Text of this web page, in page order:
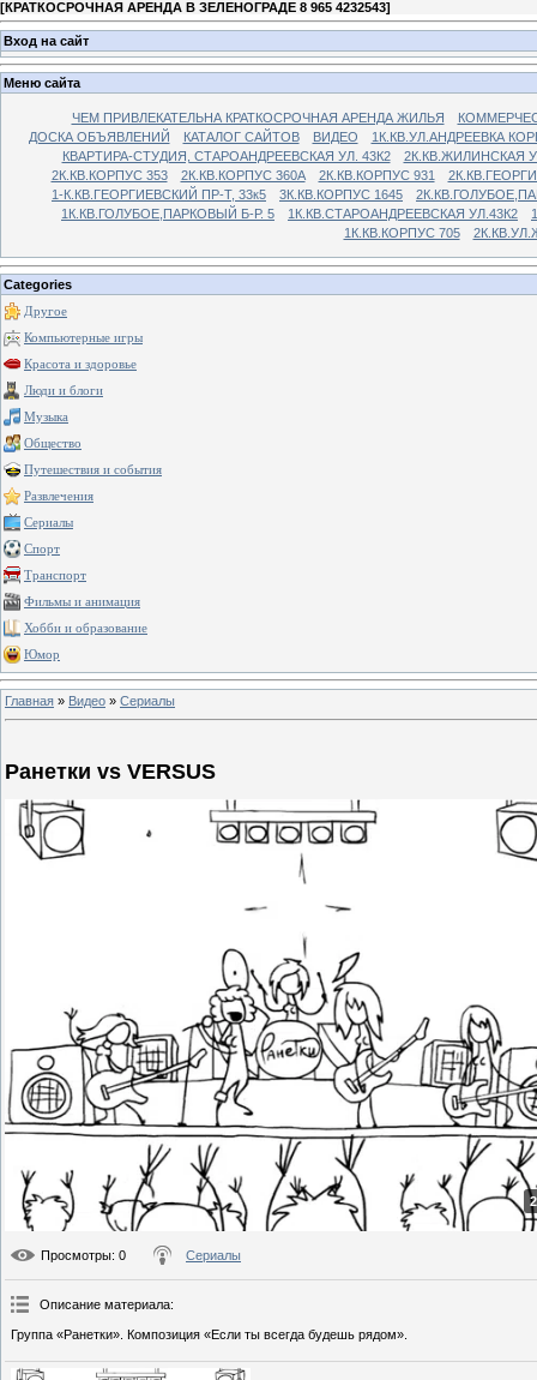
[КРАТКОСРОЧНАЯ АРЕНДА В ЗЕЛЕНОГРАДЕ 8 965 4232543]
Вход на сайт
Меню сайта
ЧЕМ ПРИВЛЕКАТЕЛЬНА КРАТКОСРОЧНАЯ АРЕНДА ЖИЛЬЯ
ДОСКА ОБЪЯВЛЕНИЙ
КАТАЛОГ САЙТОВ ВИДЕО
1К.КВ.УЛ.АНДРЕЕВКА
КВАРТИРА-СТУДИЯ, СТАРОАНДРЕЕВСКАЯ УЛ. 43К2
2К.КВ.ЖИЛИНСКАЯ
2К.КВ.КОРПУС 353
2К.КВ.КОРПУС 360А 2К.КВ.КОРПУС 931
1-К.КВ.ГЕОРГИЕВСКИЙ ПР-Т, 33к5
3К.КВ.КОРПУС 1645
1К.КВ.ГОЛУБОЕ,ПАРКОВЫЙ Б-Р. 5
1К.КВ.СТАРОАНДРЕЕВСКАЯ УЛ.43К2
1К.КВ.КОРПУС 705
Categories
Другое
Компьютерные игры
Красота и здоровье
Люди и блоги
Музыка
Общество
Путешествия и события
Развлечения
Сериалы
Спорт
Транспорт
Фильмы и анимация
Хобби и образование
Юмор
Главная » Видео » Сериалы
Ранетки vs VERSUS
Просмотры: 0 Сериалы
Описание материала:
Группа «Ранетки». Композиция «Если ты всегда будешь рядом».